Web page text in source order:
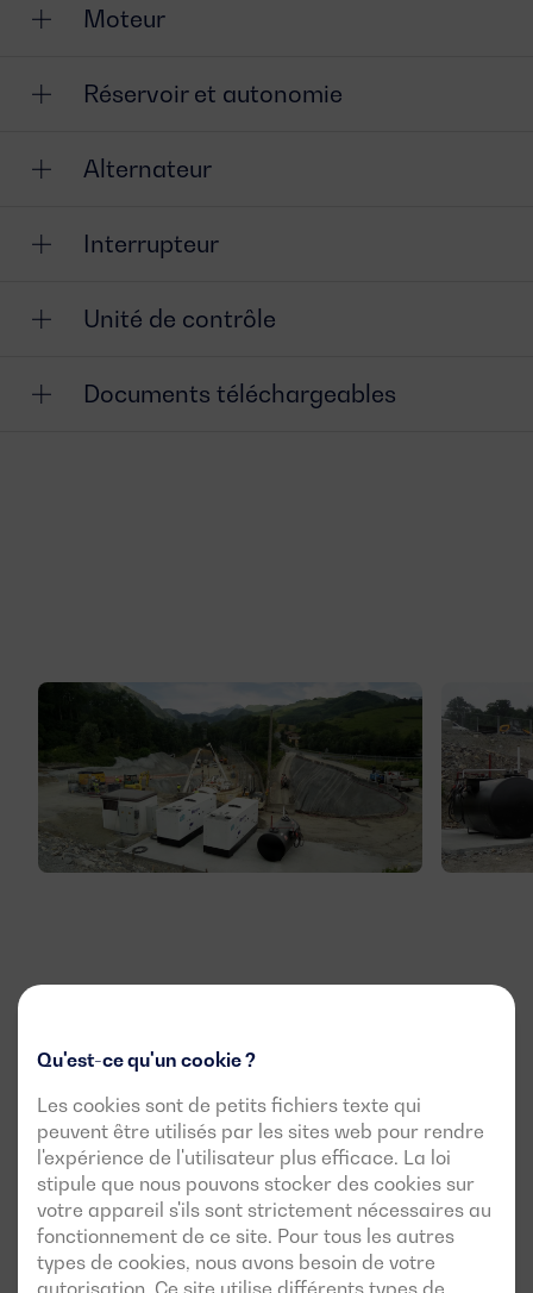
Qu'est-ce qu'un cookie ?
Les cookies sont de petits fichiers texte qui
peuvent être utilisés par les sites web pour rendre
l'expérience de l'utilisateur plus efficace. La loi
stipule que nous pouvons stocker des cookies sur
votre appareil s'ils sont strictement nécessaires au
fonctionnement de ce site. Pour tous les autres
types de cookies, nous avons besoin de votre
autorisation. Ce site utilise différents types de
Moteur
Réservoir et autonomie
Alternateur
Interrupteur
Unité de contrôle
Documents téléchargeables